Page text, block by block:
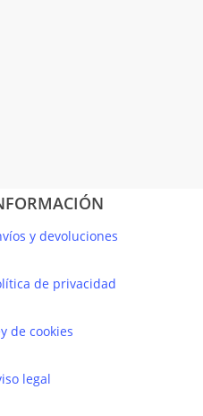
y devoluciones
de privacidad
de cookies
legal